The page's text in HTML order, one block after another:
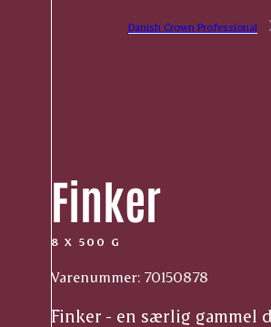
Danish Crown Professional
Finker
8 X 500 G
Varenummer: 70150878
Finker - en særlig gammel